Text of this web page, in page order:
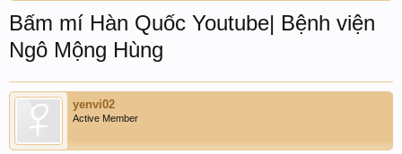
Bấm mí Hàn Quốc Youtube| Bệnh viện
Ngô Mộng Hùng
yenvi02
Active Member